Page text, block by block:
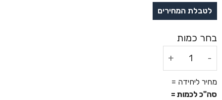
סה"כ לכמות =
מחיר ליחידה =